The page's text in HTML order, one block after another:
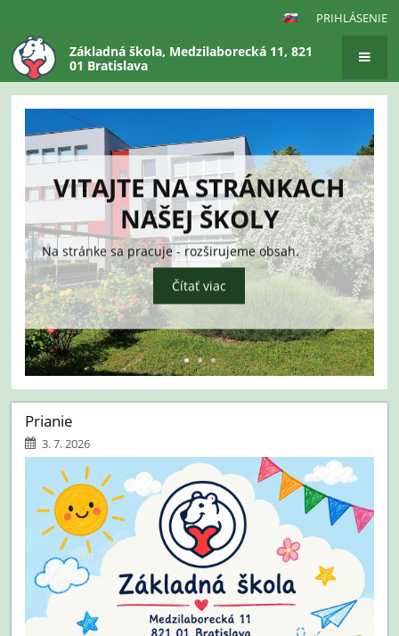
PRIHLÁSENIE
Základná škola, Medzilaborecká 11, 821
01 Bratislava
Hlavná
stránka
VITAJTE NA STRÁNKACH
NAŠEJ ŠKOLY
Na stránke sa pracuje - rozširujeme obsah.
Čítať viac
Prianie
3. 7. 2026